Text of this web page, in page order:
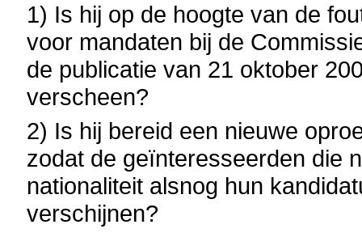
1) Is hij op de hoogte van de
voor mandaten bij de
de publicatie van 21 oktober
verscheen?
2) Is hij bereid een nieuwe
zodat de geïnteresseerden die
nationaliteit alsnog hun
verschijnen?